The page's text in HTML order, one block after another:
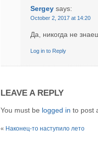
Sergey says:
October 2, 2017 at 14:20
Да, никогда не
Log in to Reply
LEAVE A REPLY
You must be logged in to post
« Наконец-то наступило лето